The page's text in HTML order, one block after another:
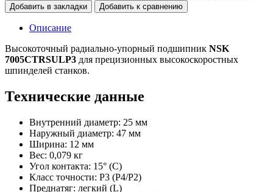
Добавить в закладки Добавить к сравнению
Описание
Высокоточный радиально-упорный подшипник NSK
7005CTRSULP3 для прецизионных высокоскоростных
шпинделей станков.
Технические данные
Внутренний диаметр: 25 мм
Наружный диаметр: 47 мм
Ширина: 12 мм
Вес: 0,079 кг
Угол контакта: 15° (C)
Класс точности: P3 (P4/P2)
Преднатяг: легкий (L)